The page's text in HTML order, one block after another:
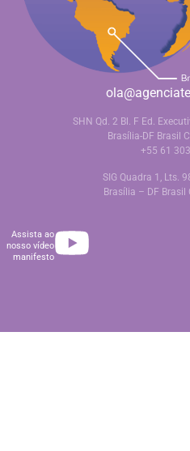
SHN Qd. 2 Bl. F Ed.
Brasília-DF Brasil
+55 61
SIG Quadra 1, Lts.
Brasília – DF Brasil
Assista ao
nosso vídeo
manifesto